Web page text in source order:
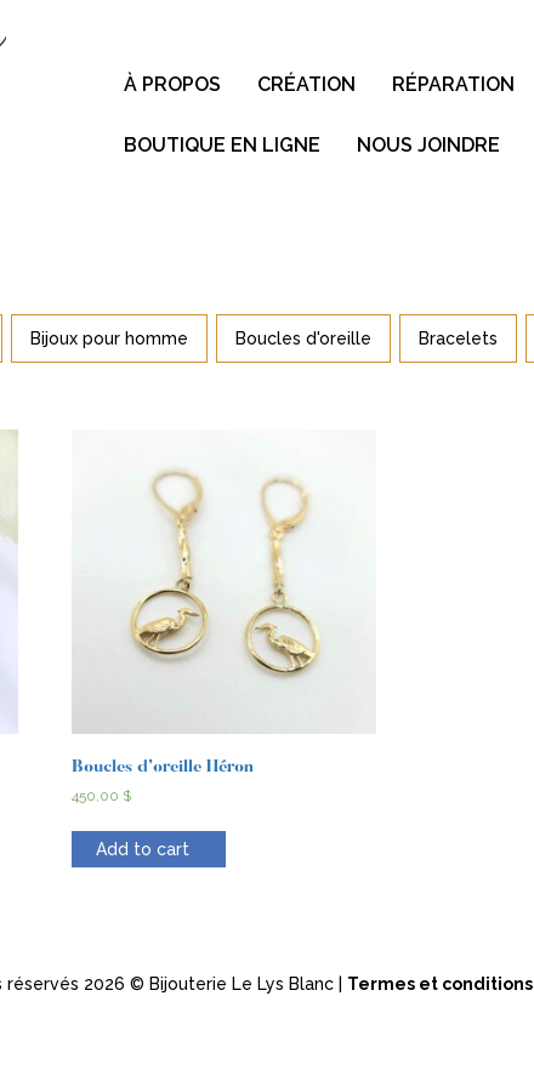
À PROPOS CRÉATION RÉPARATION
BOUTIQUE EN LIGNE NOUS JOINDRE
Bijoux pour homme Boucles d'oreille Bracelets
Boucles d’oreille Héron
450,00 $
Add to cart
réservés 2026 © Bijouterie Le Lys Blanc | Termes et conditions